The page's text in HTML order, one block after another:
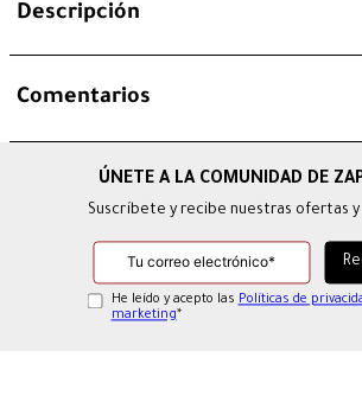
Descripción
Comentarios
Suscríbete y recibe nuestras ofertas y
He leído y acepto las Políticas de
marketing*